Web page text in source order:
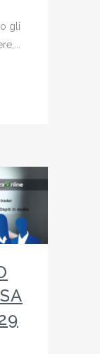
gli